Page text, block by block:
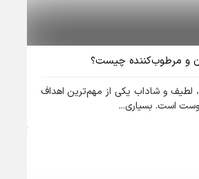
و مرطوب‌کننده چیست؟
لطیف و شاداب یکی از مهم‌ترین اهداف
است. بسیاری...